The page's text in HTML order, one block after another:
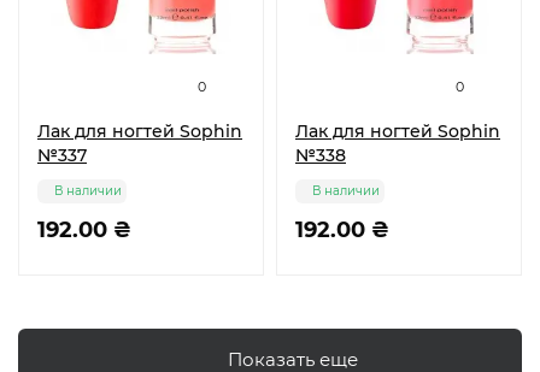
0
Лак для ногтей Sophin
№337
192.00 ₴
В наличии
0
Лак для ногтей Sophin
№338
192.00 ₴
В наличии
Показать еще